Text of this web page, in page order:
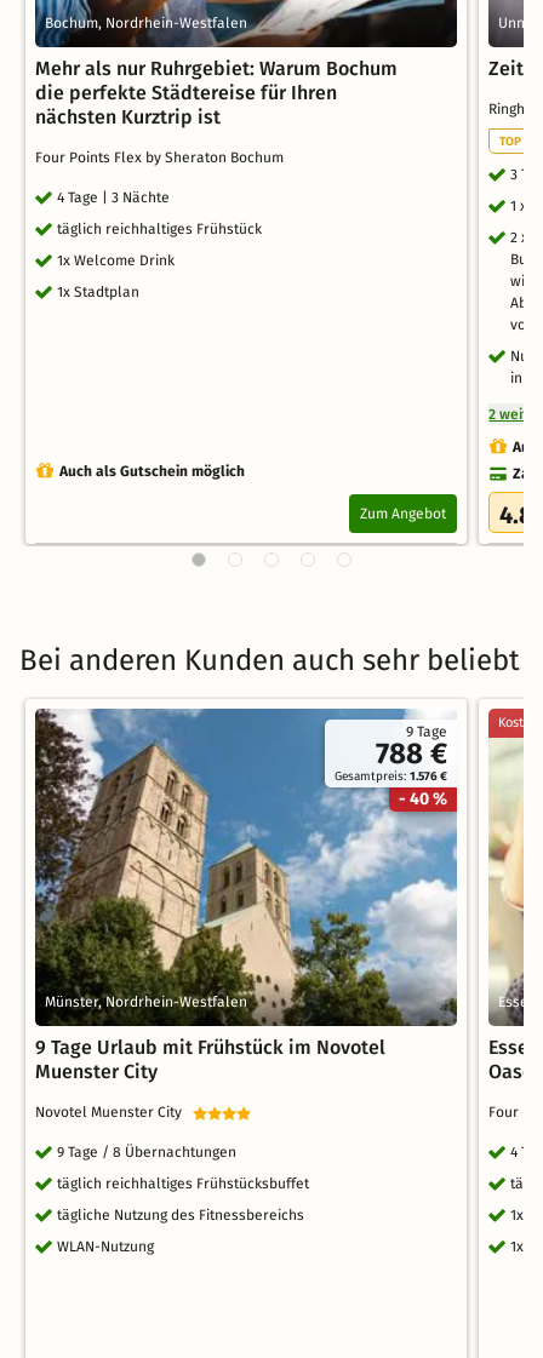
Bochum, Nordrhein-Westfalen
Mehr als nur Ruhrgebiet: Warum Bochum
die perfekte Städtereise für Ihren
nächsten Kurztrip ist
Four Points Flex by Sheraton Bochum
4 Tage | 3 Nächte
täglich reichhaltiges Frühstück
1x Welcome Drink
1x Stadtplan
Auch als Gutschein möglich
Zum Angebot
Unna,
Zeit
TOP
3
1 x
2 x
wir
inkl.
2
4.8
Bei anderen Kunden auch sehr beliebt
9 Tage
788 €
Gesamtpreis:1.576 €
- 40 %
Münster, Nordrhein-Westfalen
9 Tage Urlaub mit Frühstück im Novotel
Muenster City
Novotel Muenster City
9 Tage / 8 Übernachtungen
täglich reichhaltiges Frühstücksbuffet
tägliche Nutzung des Fitnessbereichs
WLAN-Nutzung
Four
4
1x
1x